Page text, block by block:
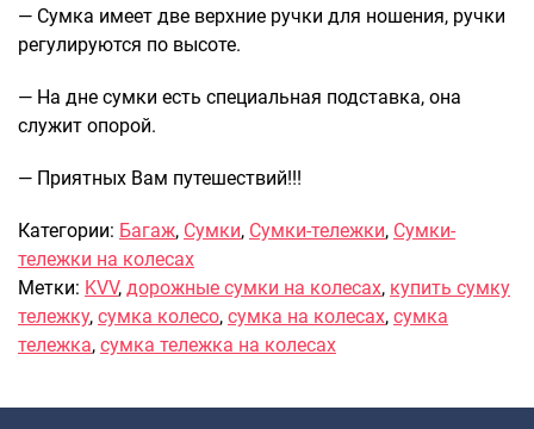
Кейсы и планшеты
Планшеты
Чехлы для чемоданов
Пеналы для школы
— Сумка имеет две верхние ручки для ношения, ручки
регулируются по высоте.
— На дне сумки есть специальная подставка, она
служит опорой.
— Приятных Вам путешествий!!!
Категории: Багаж, Сумки, Сумки-тележки, Сумки-
тележки на колесах
Метки: KVV, дорожные сумки на колесах, купить сумку
тележку, сумка колесо, сумка на колесах, сумка
тележка, сумка тележка на колесах